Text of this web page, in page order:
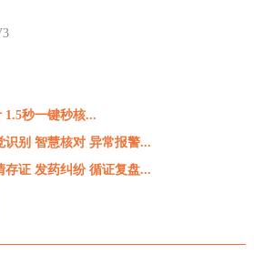
1.5秒一键秒核...
识别 智慧核对 异常报警...
存证 发药纠纷 循证复盘...